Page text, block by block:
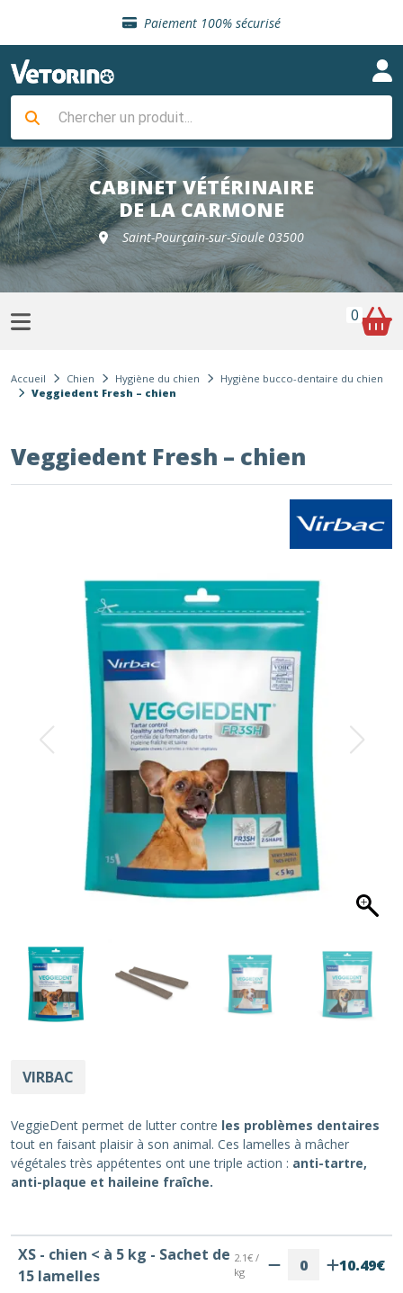
Paiement 100% sécurisé
Livraison gratuite en clinique vétérinaire
Sélection de croquettes vétérinaire
Livraison gratuite en clinique vétérinaire
Retour gratuit en clinique
Sélection de croquettes vétérinaire
CABINET VÉTÉRINAIRE
DE LA CARMONE
Saint-Pourçain-sur-Sioule 03500
0
Accueil Chien Hygiène du chien
Hygiène bucco-dentaire du chien
Veggiedent Fresh – chien
VIRBAC
Veggiedent Fresh – chien
VeggieDent permet de lutter contre les problèmes dentaires
tout en faisant plaisir à son animal. Ces lamelles à mâcher
végétales très appétentes ont une triple action : anti-tartre,
anti-plaque et haileine fraîche.
XS - chien < à 5 kg - Sachet de
15 lamelles
2.1€ /
kg
10.49€